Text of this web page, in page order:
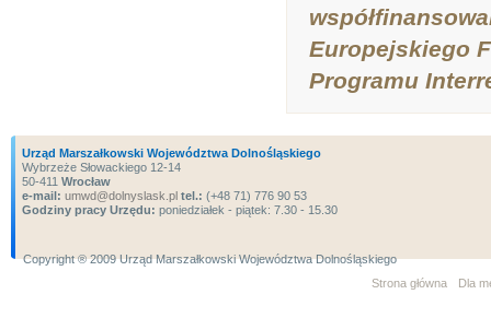
Europejskiego
Programu
Urząd Marszałkowski Województwa Dolnośląskiego
Wybrzeże Słowackiego 12-14
50-411 Wrocław
e-mail: umwd@dolnyslask.pl tel.: (+48 71) 776 90 53
Godziny pracy Urzędu: poniedziałek - piątek: 7.30 - 15.30
Copyright ® 2009 Urząd Marszałkowski Województwa Dolnośląskiego
Strona główna
Dla